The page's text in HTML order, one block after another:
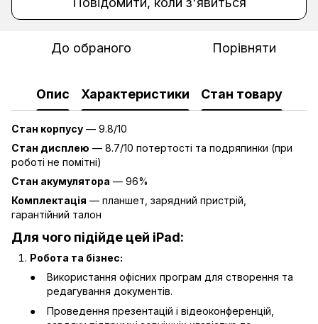
До обраного Порівняти
Опис Характеристики Стан товару
Стан корпусу — 9.8/10
Стан дисплею — 8.7/10 потертості та подряпинки (при
роботі не помітні)
Стан акумулятора — 96%
Комплектація — планшет, зарядний пристрій,
гарантійний талон
Для чого підійде цей iPad:
Робота та бізнес:
Використання офісних програм для створення та
редагування документів.
Проведення презентацій і відеоконференцій,